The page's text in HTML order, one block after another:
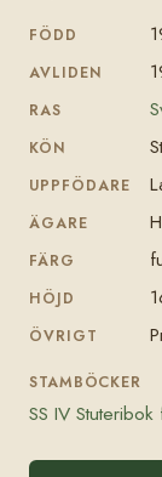
FÖDD
AVLIDEN
RAS
KÖN
UPPFÖDARE
ÄGARE
FÄRG
HÖJD
ÖVRIGT
STAMBÖCKER
SS IV